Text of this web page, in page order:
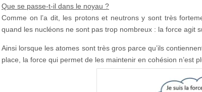
Que se passe-t-il dans le noyau ?
Comme on l’a dit, les protons et neutrons y sont très
quand les nucléons ne sont pas trop nombreux : la force agit
Ainsi lorsque les atomes sont très gros parce qu’ils
place, la force qui permet de les maintenir en cohésion n’est